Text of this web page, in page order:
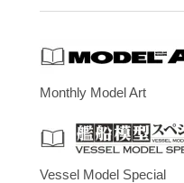
Monthly Model Art
Vessel Model Special